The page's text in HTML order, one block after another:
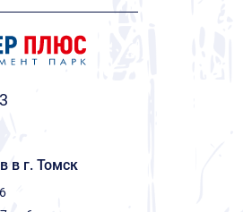
в г. Томск